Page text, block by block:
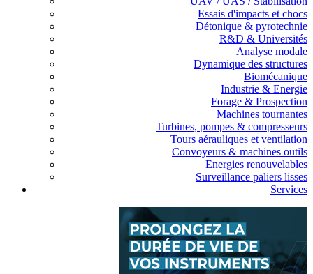
Essais d'impacts et chocs
Détonique & pyrotechnie
R&D & Universités
Analyse modale
Dynamique des structures
Biomécanique
Industrie & Energie
Forage & Prospection
Machines tournantes
Turbines, pompes & compresseurs
Tours aérauliques et ventilation
Convoyeurs & machines outils
Energies renouvelables
Surveillance paliers lisses
Services